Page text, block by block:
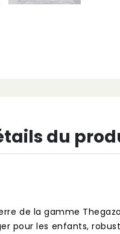
du
de la gamme
pour les enfants,